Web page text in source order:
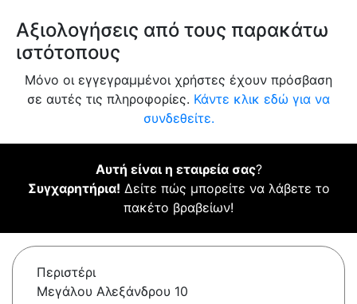
Αξιολογήσεις από τους παρακάτω
ιστότοπους
Μόνο οι εγγεγραμμένοι χρήστες έχουν πρόσβαση
σε αυτές τις πληροφορίες. Κάντε κλικ εδώ για να
συνδεθείτε.
Αυτή είναι η εταιρεία σας?
Συγχαρητήρια! Δείτε πώς μπορείτε να λάβετε το
πακέτο βραβείων!
Περιστέρι
Μεγάλου Αλεξάνδρου 10